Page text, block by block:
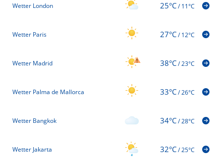
Wetter London 25°C/11°C
Wetter Paris 27°C/12°C
Wetter Madrid 38°C/23°C
Wetter Palma de Mallorca 33°C/26°C
Wetter Bangkok 34°C/28°C
Wetter Jakarta 32°C/25°C